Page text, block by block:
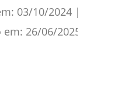
03/10/2024 |
em: 26/06/2025